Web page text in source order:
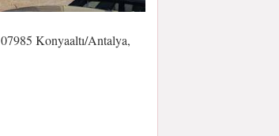
Konyaaltı/Antalya,